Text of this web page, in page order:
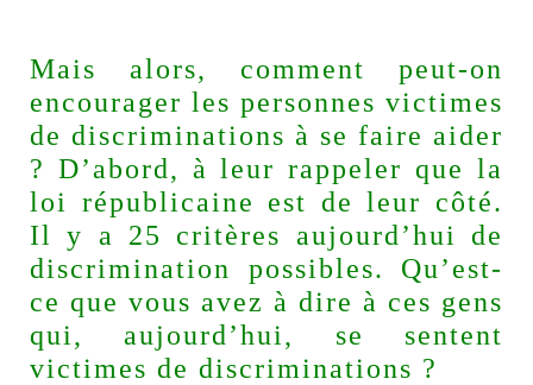
Mais alors, comment peut-on
encourager les personnes victimes
de discriminations à se faire aider
? D’abord, à leur rappeler que la
loi républicaine est de leur côté.
Il y a 25 critères aujourd’hui de
discrimination possibles. Qu’est-
ce que vous avez à dire à ces gens
qui, aujourd’hui, se sentent
victimes de discriminations ?